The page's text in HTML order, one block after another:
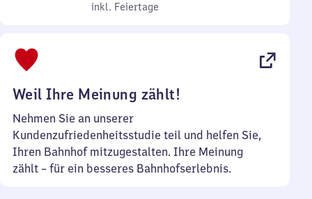
inkl. Feiertage
7
inkl. Feiertage
Weil Ihre Meinung zählt!
Nehmen Sie an unserer
Kundenzufriedenheitsstudie teil und helfen Sie,
Ihren Bahnhof mitzugestalten. Ihre Meinung
zählt – für ein besseres Bahnhofserlebnis.